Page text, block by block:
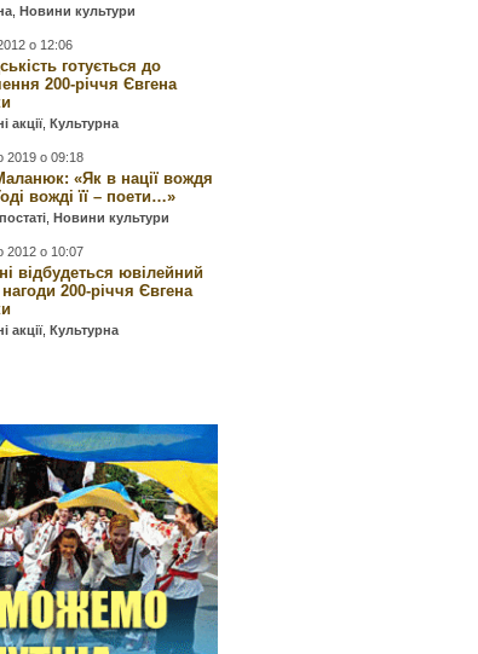
,Новини культури
о 12:06
готується до
200-річчя Євгена
акції,Культурна
2019 о 09:18
«Як в нації вождя
вожді її – поети…»
,Новини культури
2012 о 10:07
відбудеться ювілейний
нагоди 200-річчя Євгена
акції,Культурна